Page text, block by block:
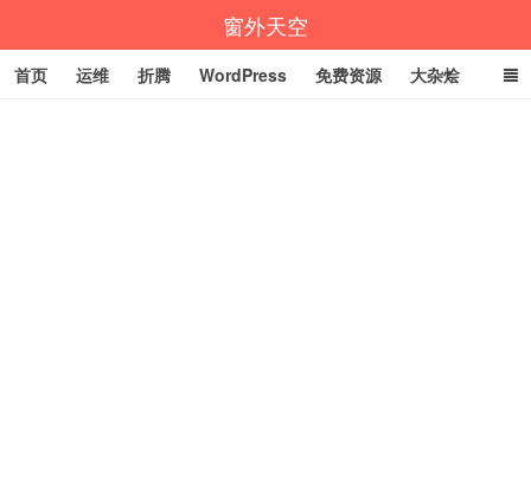
窗外天空
首页 运维 折腾 WordPress 免费资源 大杂烩